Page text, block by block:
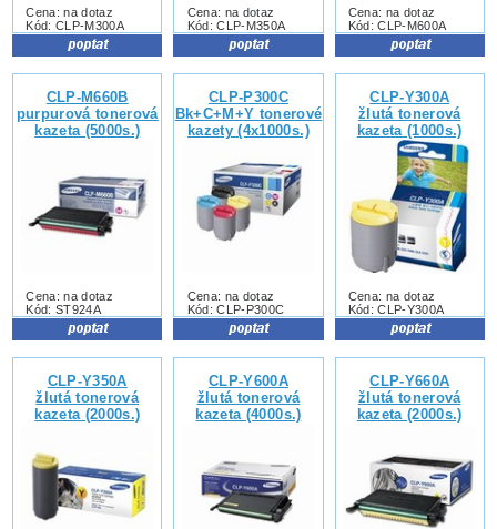
Cena: na dotaz
Kód: CLP-M300A
Cena: na dotaz
Kód: CLP-M350A
Cena: na dotaz
Kód: CLP-M600A
CLP-M660B
purpurová tonerová
kazeta (5000s.)
Cena: na dotaz
Kód: ST924A
CLP-P300C
Bk+C+M+Y tonerové
kazety (4x1000s.)
Cena: na dotaz
Kód: CLP-P300C
CLP-Y300A
žlutá tonerová
kazeta (1000s.)
Cena: na dotaz
Kód: CLP-Y300A
CLP-Y350A
žlutá tonerová
kazeta (2000s.)
CLP-Y600A
žlutá tonerová
kazeta (4000s.)
CLP-Y660A
žlutá tonerová
kazeta (2000s.)